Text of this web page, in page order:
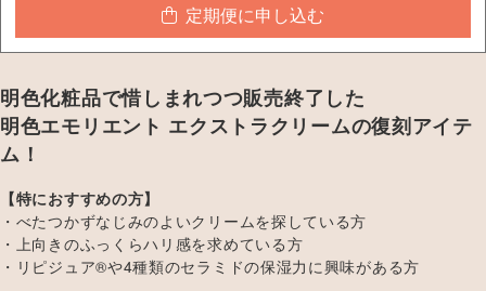
定期便に申し込む
明色化粧品で惜しまれつつ販売終了した
明色エモリエント エクストラクリームの復刻アイテ
ム！
【特におすすめの方】
べたつかずなじみのよいクリームを探している方
上向きのふっくらハリ感を求めている方
リピジュア®や4種類のセラミドの保湿力に興味がある方